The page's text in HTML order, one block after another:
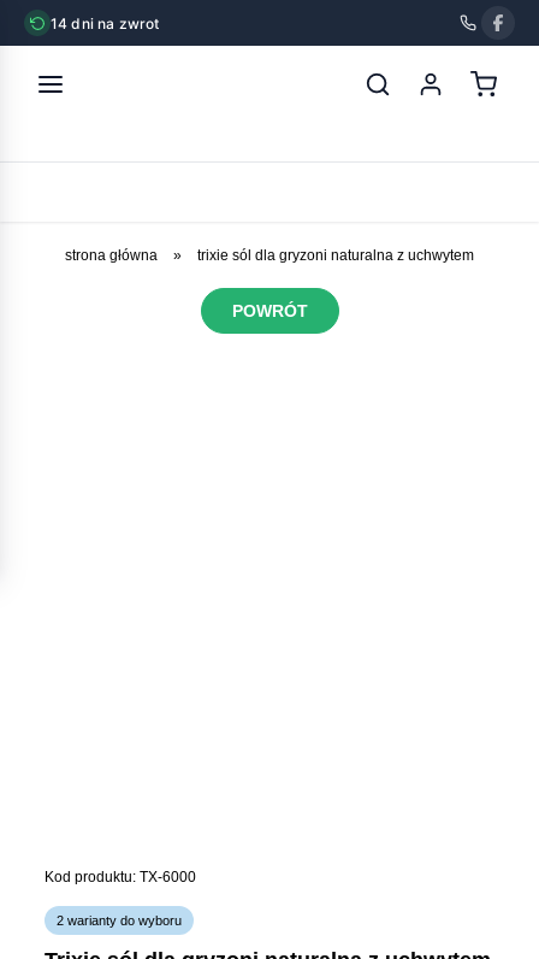
14 dni na zwrot
strona główna » trixie sól dla gryzoni naturalna z uchwytem
POWRÓT
Kod produktu: TX-6000
2 warianty do wyboru